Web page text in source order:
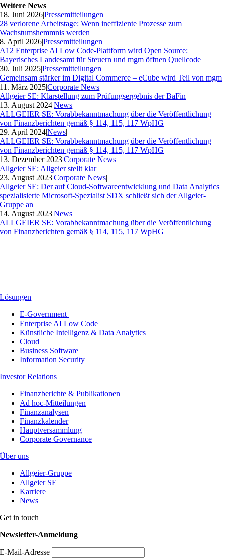
Weitere News
18. Juni 2026|Pressemitteilungen|
28 verlorene Arbeitstage: Wenn ineffiziente Prozesse zum
Wachstumshemmnis werden
8. April 2026|Pressemitteilungen|
A12 Enterprise AI Low Code-Plattform wird Open Source:
Bayerisches Landesamt für Steuern und mgm öffnen Quellcode
30. Juli 2025|Pressemitteilungen|
Gemeinsam stärker im Digital Commerce – eCube wird Teil von mgm
11. März 2025|Corporate News|
Allgeier SE: Klarstellung zum Prüfungsergebnis der BaFin
13. August 2024|News|
ALLGEIER SE: Vorabbekanntmachung über die Veröffentlichung
von Finanzberichten gemäß § 114, 115, 117 WpHG
29. April 2024|News|
ALLGEIER SE: Vorabbekanntmachung über die Veröffentlichung
von Finanzberichten gemäß § 114, 115, 117 WpHG
13. Dezember 2023|Corporate News|
Allgeier SE: Allgeier stellt klar
23. August 2023|Corporate News|
Allgeier SE: Der auf Cloud-Softwareentwicklung und Data Analytics
spezialisierte Microsoft-Spezialist SDX schließt sich der Allgeier-
Gruppe an
14. August 2023|News|
ALLGEIER SE: Vorabbekanntmachung über die Veröffentlichung
von Finanzberichten gemäß § 114, 115, 117 WpHG
Lösungen
E-Government
Enterprise AI Low Code
Künstliche Intelligenz & Data Analytics
Cloud
Business Software
Information Security
Investor Relations
Finanzberichte & Publikationen
Ad hoc-Mitteilungen
Finanzanalysen
Finanzkalender
Hauptversammlung
Corporate Governance
Über uns
Allgeier-Gruppe
Allgeier SE
Karriere
News
Get in touch
Newsletter-Anmeldung
E-Mail-Adresse